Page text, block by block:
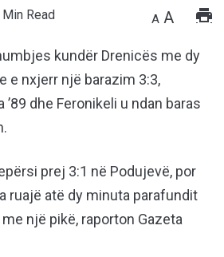
Read A A
kundër Drenicës me dy
e nxjerr një barazim 3:3,
dhe Feronikeli u ndan baras
prej 3:1 në Podujevë, por
ruajë atë dy minuta parafundit
një pikë, raporton Gazeta